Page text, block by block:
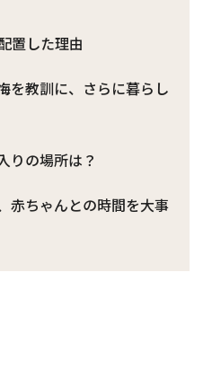
置した理由
を教訓に、さらに暮らし
りの場所は？
赤ちゃんとの時間を大事